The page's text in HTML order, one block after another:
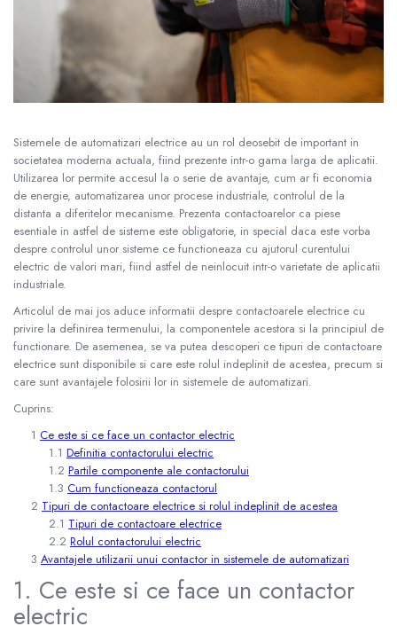
AFDD - Sigurante & dispozitive de
Sistemele de automatizari electrice au un rol deosebit de important in
societatea moderna actuala, fiind prezente intr-o gama larga de aplicatii.
Utilizarea lor permite accesul la o serie de avantaje, cum ar fi economia
de energie, automatizarea unor procese industriale, controlul de la
distanta a diferitelor mecanisme. Prezenta contactoarelor ca piese
esentiale in astfel de sisteme este obligatorie, in special daca este vorba
despre controlul unor sisteme ce functioneaza cu ajutorul curentului
electric de valori mari, fiind astfel de neinlocuit intr-o varietate de aplicatii
industriale.
Articolul de mai jos aduce informatii despre contactoarele electrice cu
privire la definirea termenului, la componentele acestora si la principiul de
functionare. De asemenea, se va putea descoperi ce tipuri de contactoare
electrice sunt disponibile si care este rolul indeplinit de acestea, precum si
care sunt avantajele folosirii lor in sistemele de automatizari.
Cuprins:
Ce este si ce face un contactor electric
Definitia contactorului electric
Partile componente ale contactorului
Cum functioneaza contactorul
Tipuri de contactoare electrice si rolul indeplinit de acestea
Tipuri de contactoare electrice
Rolul contactorului electric
Avantajele utilizarii unui contactor in sistemele de automatizari
1. Ce este si ce face un contactor
electric